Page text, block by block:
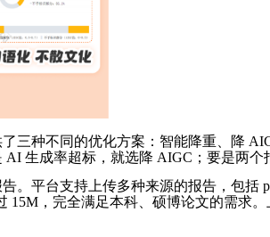
三种不同的优化方案：智能降重、降
生成率超标，就选降 AIGC；要是两个
。平台支持上传多种来源的报告，包括
15M，完全满足本科、硕博论文的需